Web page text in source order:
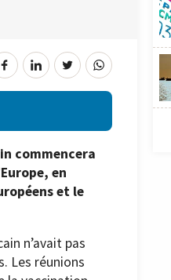
commencera
en
et le
n’avait pas
Les réunions